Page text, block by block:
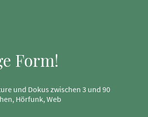
Form!
und Dokus zwischen 3 und 90
Hörfunk, Web